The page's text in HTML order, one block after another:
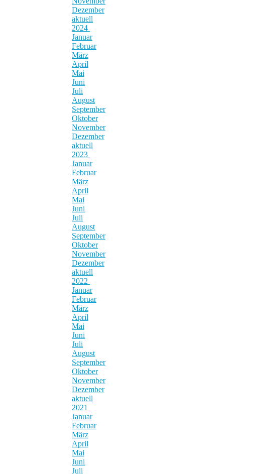
Dezember
aktuell
2024
Januar
Februar
März
April
Mai
Juni
Juli
August
September
Oktober
November
Dezember
aktuell
2023
Januar
Februar
März
April
Mai
Juni
Juli
August
September
Oktober
November
Dezember
aktuell
2022
Januar
Februar
März
April
Mai
Juni
Juli
August
September
Oktober
November
Dezember
aktuell
2021
Januar
Februar
März
April
Mai
Juni
Juli